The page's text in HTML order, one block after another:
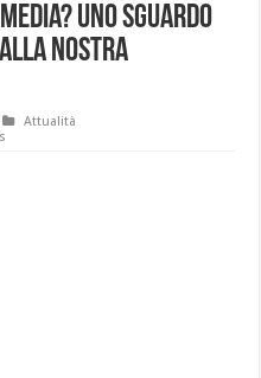
Uno sguardo
nostra
Attualità